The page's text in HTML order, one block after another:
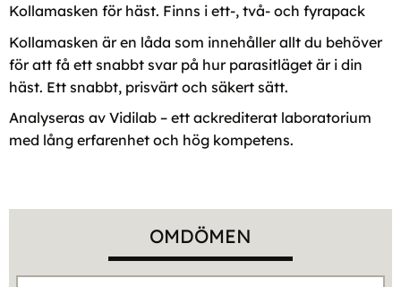
Kollamasken för häst. Finns i ett-, två- och fyrapack
Kollamasken är en låda som innehåller allt du behöver
för att få ett snabbt svar på hur parasitläget är i din
häst. Ett snabbt, prisvärt och säkert sätt.
Analyseras av Vidilab – ett ackrediterat laboratorium
med lång erfarenhet och hög kompetens.
OMDÖMEN